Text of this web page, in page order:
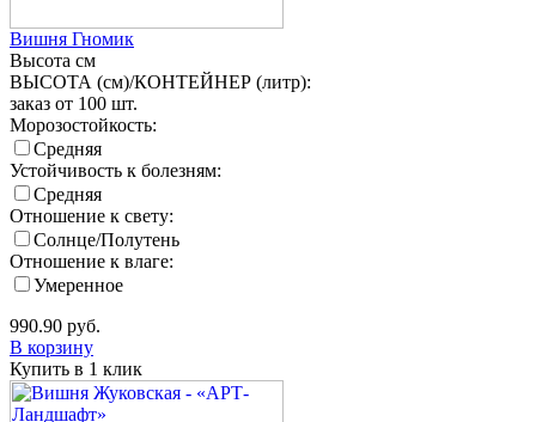
Вишня Гномик
Высота см
ВЫСОТА (см)/КОНТЕЙНЕР (литр):
заказ от 100 шт.
Морозостойкость:
Средняя
Устойчивость к болезням:
Средняя
Отношение к свету:
Солнце/Полутень
Отношение к влаге:
Умеренное
990.90 руб.
В корзину
Купить в 1 клик